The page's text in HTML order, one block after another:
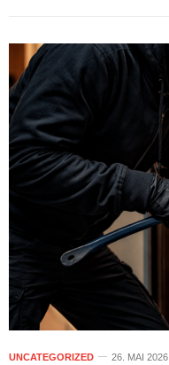
UNCATEGORIZED 26. MAI 2026